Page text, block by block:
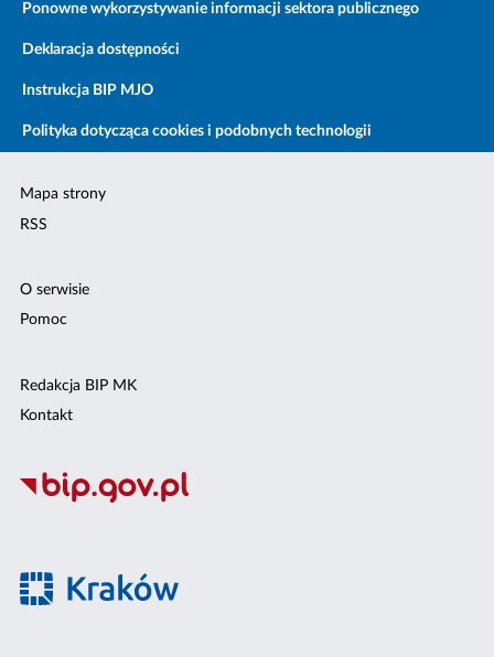
Ponowne wykorzystywanie informacji sektora publicznego
Deklaracja dostępności
Instrukcja BIP MJO
Polityka dotycząca cookies i podobnych technologii
Mapa strony
RSS
O serwisie
Pomoc
Redakcja BIP MK
Kontakt